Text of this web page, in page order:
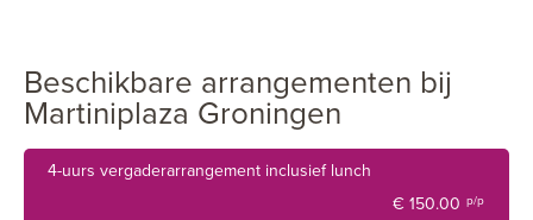
Beschikbare arrangementen bij
Martiniplaza Groningen
4-uurs vergaderarrangement inclusief lunch
€ 150.00 p/p